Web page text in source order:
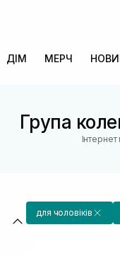
ДІМ МЕРЧ
Група
для чоловіків